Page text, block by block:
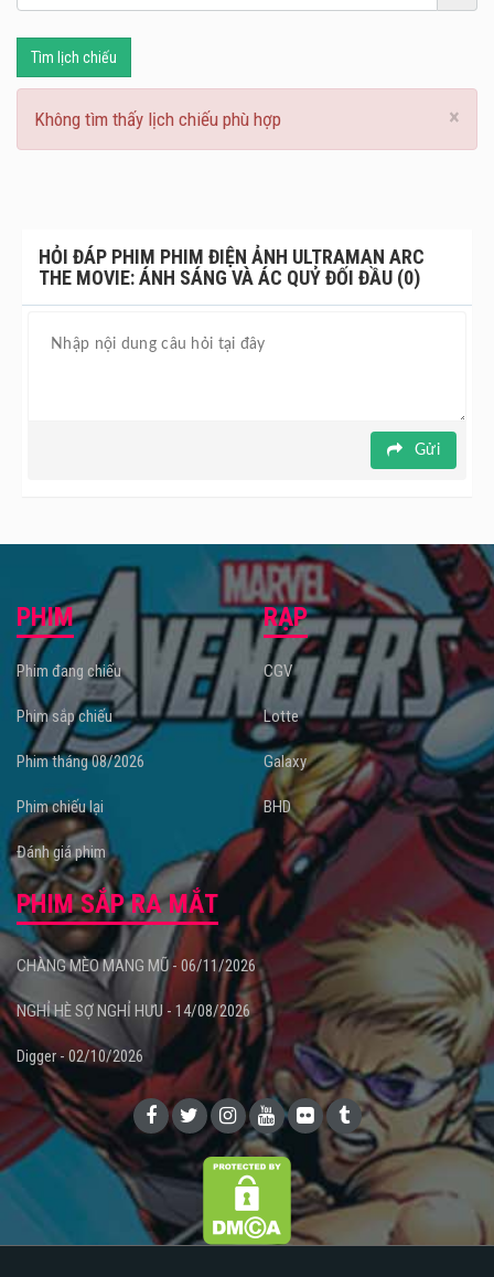
Tìm lịch chiếu
×
Không tìm thấy lịch chiếu phù hợp
HỎI ĐÁP PHIM PHIM ĐIỆN ẢNH ULTRAMAN ARC
THE MOVIE: ÁNH SÁNG VÀ ÁC QUỶ ĐỐI ĐẦU (0)
Gửi
PHIM
Phim đang chiếu
Phim sắp chiếu
Phim tháng 08/2026
Phim chiếu lại
Đánh giá phim
RẠP
CGV
Lotte
Galaxy
BHD
PHIM SẮP RA MẮT
CHÀNG MÈO MANG MŨ - 06/11/2026
NGHỈ HÈ SỢ NGHỈ HƯU - 14/08/2026
Digger - 02/10/2026